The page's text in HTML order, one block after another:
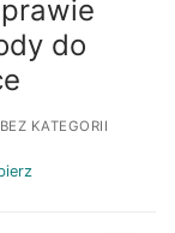
do
BEZ KATEGORII